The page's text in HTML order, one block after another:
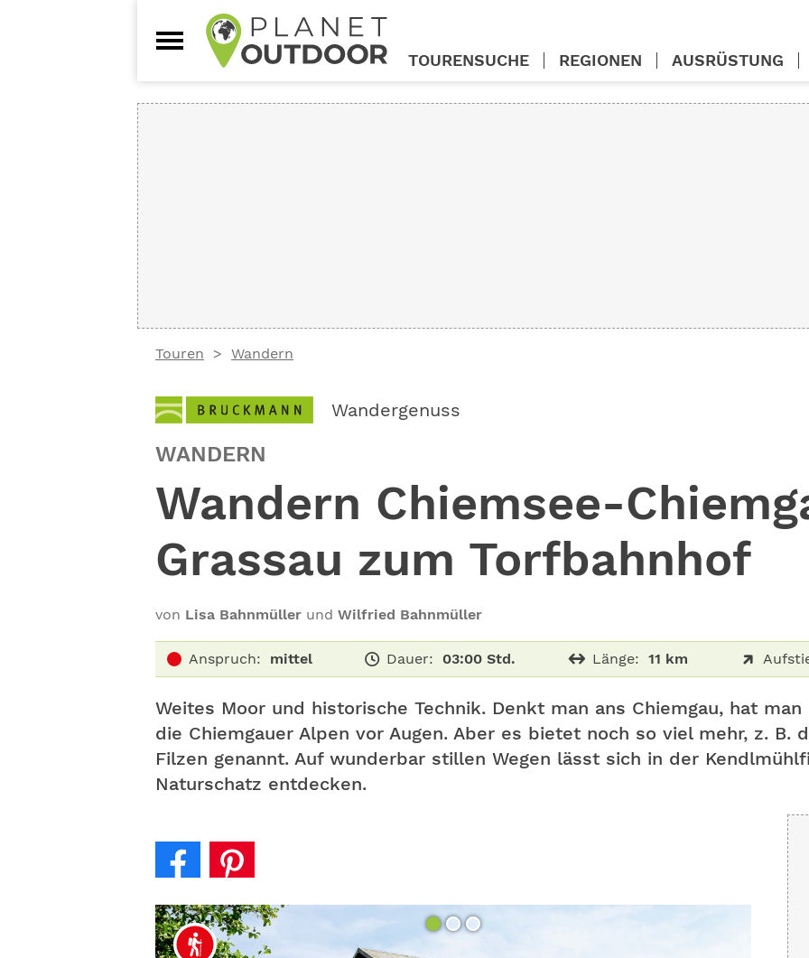
Touren Wandern
Wandergenuss
WANDERN
Wandern Chiemsee-
Grassau zum Torfbahnhof
von Lisa Bahnmüller und Wilfried Bahnmüller
Anspruch: mittel Dauer: 03:00 Std. Länge: 11 km
Weites Moor und historische Technik. Denkt man ans Chiemgau, hat
die Chiemgauer Alpen vor Augen. Aber es bietet noch so viel mehr, z. B.
Filzen genannt. Auf wunderbar stillen Wegen lässt sich in der
Naturschatz entdecken.
TOURENSUCHE REGIONEN AUSRÜSTUNG